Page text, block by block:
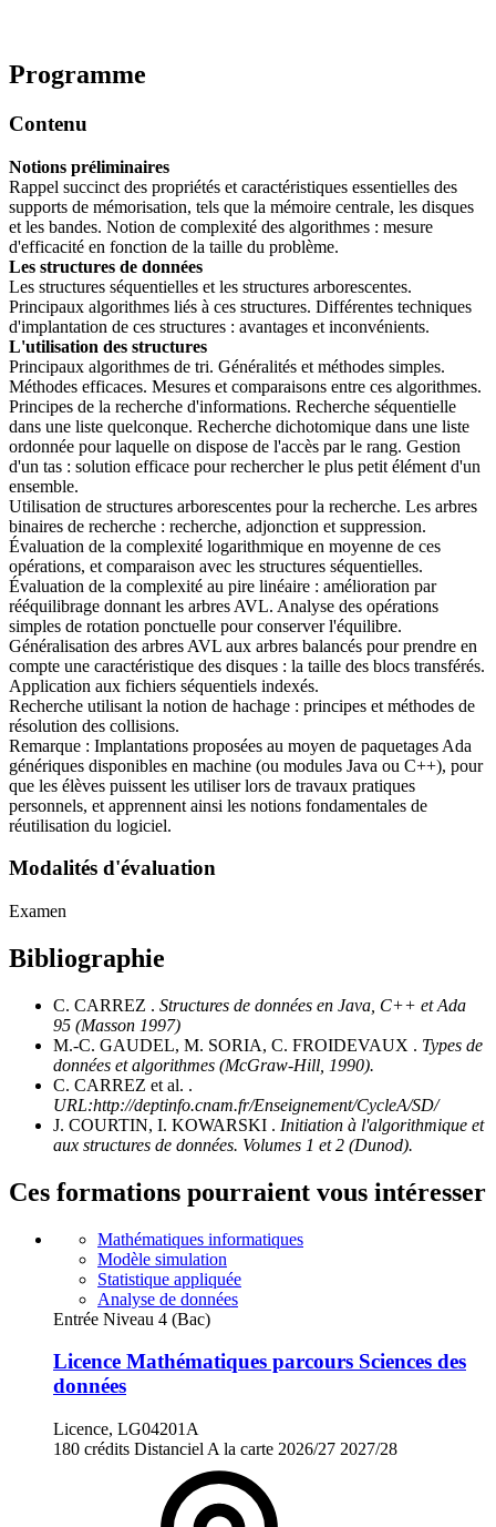
Programme
Contenu
Notions préliminaires
Rappel succinct des propriétés et caractéristiques essentielles des
supports de mémorisation, tels que la mémoire centrale, les disques
et les bandes. Notion de complexité des algorithmes : mesure
d'efficacité en fonction de la taille du problème.
Les structures de données
Les structures séquentielles et les structures arborescentes.
Principaux algorithmes liés à ces structures. Différentes techniques
d'implantation de ces structures : avantages et inconvénients.
L'utilisation des structures
Principaux algorithmes de tri. Généralités et méthodes simples.
Méthodes efficaces. Mesures et comparaisons entre ces algorithmes.
Principes de la recherche d'informations. Recherche séquentielle
dans une liste quelconque. Recherche dichotomique dans une liste
ordonnée pour laquelle on dispose de l'accès par le rang. Gestion
d'un tas : solution efficace pour rechercher le plus petit élément d'un
ensemble.
Utilisation de structures arborescentes pour la recherche. Les arbres
binaires de recherche : recherche, adjonction et suppression.
Évaluation de la complexité logarithmique en moyenne de ces
opérations, et comparaison avec les structures séquentielles.
Évaluation de la complexité au pire linéaire : amélioration par
rééquilibrage donnant les arbres AVL. Analyse des opérations
simples de rotation ponctuelle pour conserver l'équilibre.
Généralisation des arbres AVL aux arbres balancés pour prendre en
compte une caractéristique des disques : la taille des blocs transférés.
Application aux fichiers séquentiels indexés.
Recherche utilisant la notion de hachage : principes et méthodes de
résolution des collisions.
Remarque : Implantations proposées au moyen de paquetages Ada
génériques disponibles en machine (ou modules Java ou C++), pour
que les élèves puissent les utiliser lors de travaux pratiques
personnels, et apprennent ainsi les notions fondamentales de
réutilisation du logiciel.
Modalités d'évaluation
Examen
Bibliographie
C. CARREZ . Structures de données en Java, C++ et Ada
95 (Masson 1997)
M.-C. GAUDEL, M. SORIA, C. FROIDEVAUX . Types de
données et algorithmes (McGraw-Hill, 1990).
C. CARREZ et al. .
URL:http://deptinfo.cnam.fr/Enseignement/CycleA/SD/
J. COURTIN, I. KOWARSKI . Initiation à l'algorithmique et
aux structures de données. Volumes 1 et 2 (Dunod).
Ces formations pourraient vous intéresser
Mathématiques informatiques
Modèle simulation
Statistique appliquée
Analyse de données
Entrée Niveau 4 (Bac)
Licence Mathématiques parcours Sciences des
données
Licence, LG04201A
180 crédits Distanciel A la carte 2026/27 2027/28